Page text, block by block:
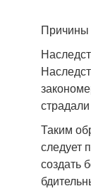
Причины
Таким
следует
создать